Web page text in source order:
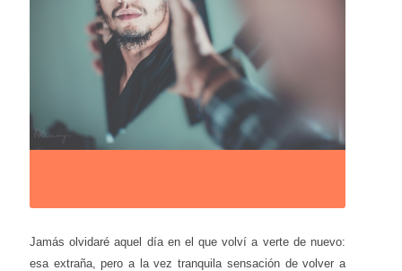
Jamás olvidaré aquel día en el que volví a verte de nuevo:
esa extraña, pero a la vez tranquila sensación de volver a